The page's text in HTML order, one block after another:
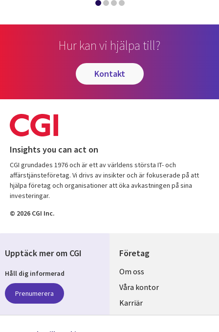
Hur kan vi hjälpa till?
kontakt
Insights you can act on
CGI grundades 1976 och är ett av världens största IT- och
affärstjänsteföretag. Vi drivs av insikter och är fokuserade på att
hjälpa företag och organisationer att öka avkastningen på sina
investeringar.
© 2026 CGI Inc.
Företag
Useful
links
SWEDEN
Om oss
Våra kontor
Karriär
Hållbarhet
Upptäck mer om CGI
Håll dig informerad
Prenumerera